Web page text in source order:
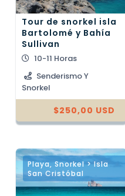
Tour de snorkel isla
Bartolomé y Bahía
Sullivan
10-11 Horas
Senderismo Y
Snorkel
$250,00 USD
Playa, Snorkel > Isla
San Cristóbal